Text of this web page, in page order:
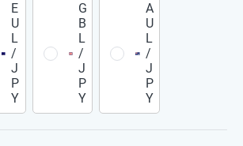
E
U
L
/
J
P
Y
G
B
L
/
J
P
Y
A
U
L
/
J
P
Y